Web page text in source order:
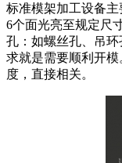
标准模架加工设备
6个面光亮至规定尺
孔：如螺丝孔、吊
求就是需要顺利开
度，直接相关。